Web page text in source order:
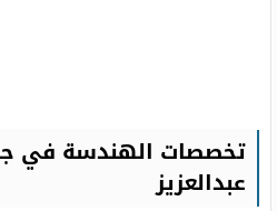
تخصصات الهندسة في
عبدالعزيز